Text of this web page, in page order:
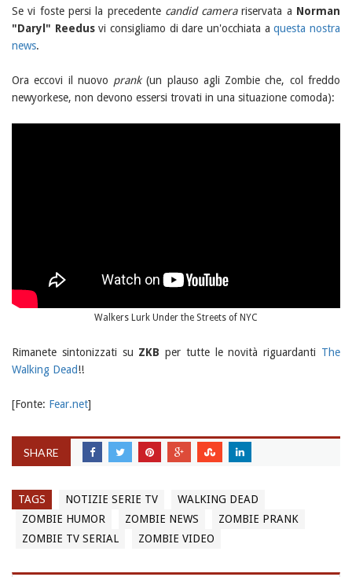
Se vi foste persi la precedente candid camerariservata a Norman
"Daryl" Reedusvi consigliamo di dare un'occhiata aquesta nostra
news.
Ora eccovi il nuovo prank(un plauso agli Zombie che, col freddo
newyorkese, non devono essersi trovati in una situazione comoda):
Walkers Lurk Under the Streets of NYC
Rimanete sintonizzati su ZKB per tutte le novità riguardanti The
Walking Dead!!
[Fonte: Fear.net]
SHARE
TAGS NOTIZIE SERIE TV
WALKING DEAD
ZOMBIE HUMOR
ZOMBIE NEWS
ZOMBIE PRANK
ZOMBIE TV SERIAL
ZOMBIE VIDEO